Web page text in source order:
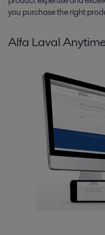
you purchase the right
Alfa Laval